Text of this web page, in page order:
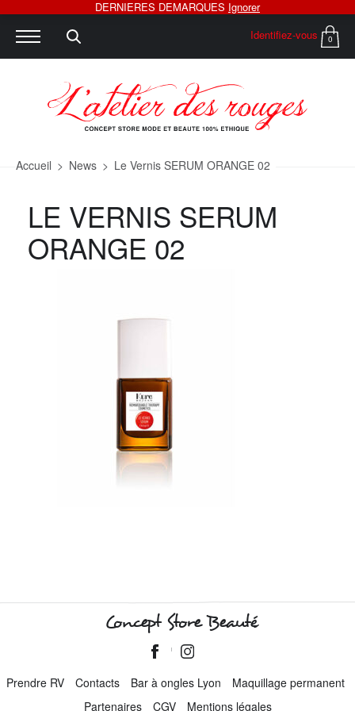
Identifiez-vous 0
Accueil > News > Le Vernis SERUM ORANGE 02
LE VERNIS SERUM
ORANGE 02
Concept Store Beauté
Prendre RV Contacts Bar à ongles Lyon
Maquillage permanent
Partenaires
CGV Mentions légales
DERNIERES DEMARQUES Ignorer